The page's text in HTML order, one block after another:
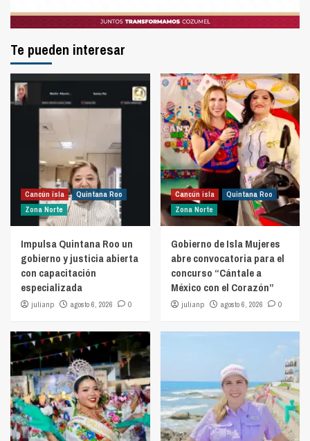
Te pueden interesar
Cancún isla
Quintana Roo
Zona Norte
Impulsa Quintana Roo un
gobierno y justicia abierta
con capacitación
especializada
julianp agosto 6, 2026 0
Cancún isla
Quintana Roo
Zona Norte
Gobierno de Isla Mujeres
abre convocatoria para el
concurso “Cántale a
México con el Corazón”
julianp agosto 6, 2026 0